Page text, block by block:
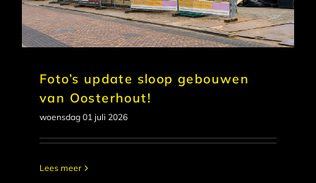
Foto’s update sloop gebouwen
van Oosterhout!
woensdag 01 juli 2026
Lees meer